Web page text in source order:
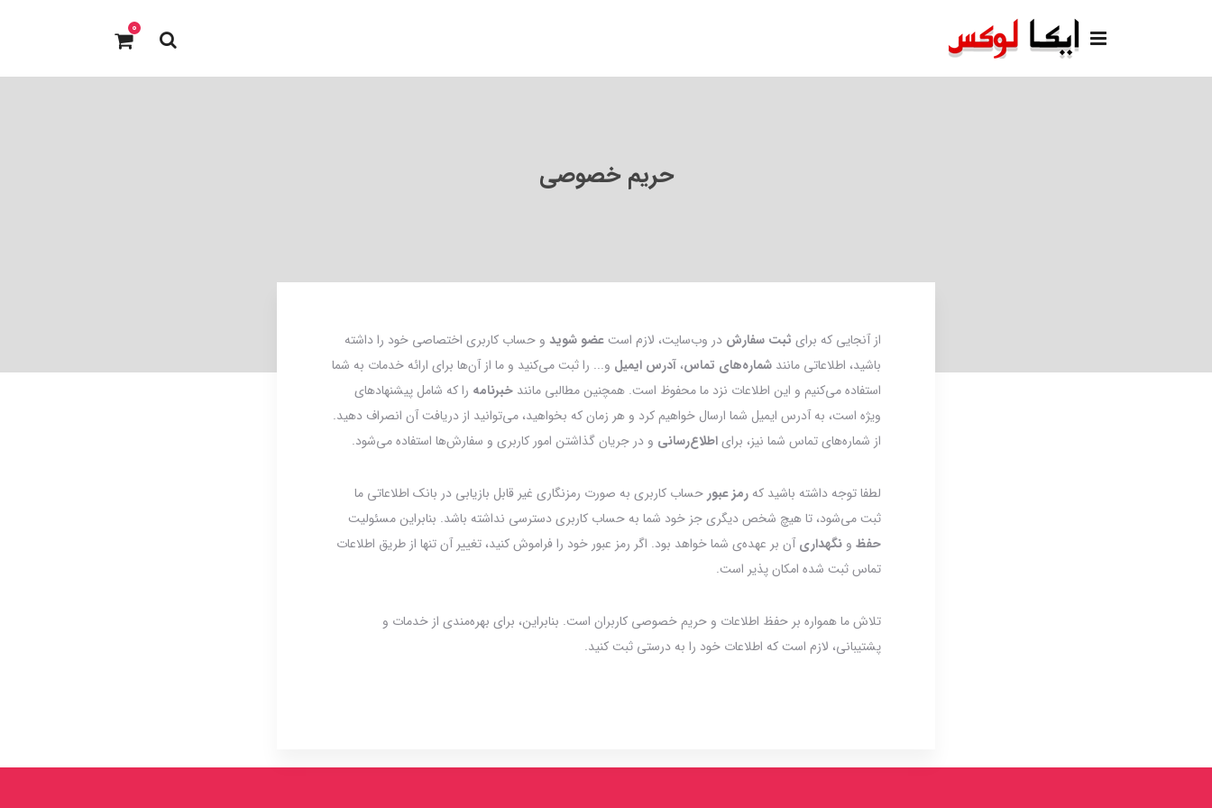
0
حریم خصوصی
از آنجایی که برای ثبت سفارش در وب‌سایت، لازم استعضو شوید و حساب کاربری اختصاصی خود را داشته
باشید، اطلاعاتی مانند شماره‌های تماس، آدرس ایمیل و... را ثبت می‌کنید و ما از آن‌ها برای ارائه خدمات به شما
استفاده می‌کنیم و این اطلاعات نزد ما محفوظ است. همچنین مطالبی مانند خبرنامه را که شامل پیشنهادهای
ویژه است، به آدرس ایمیل شما ارسال خواهیم کرد و هر زمان که بخواهید، می‌توانید از دریافت آن انصراف دهید.
از شماره‌های تماس شما نیز، برایاطلاع‌رسانی و در جریان گذاشتن امور کاربری و سفارش‌ها استفاده می‌شود.
لطفا توجه داشته باشید که رمز عبور حساب کاربری به صورت رمزنگاری غیر قابل بازیابی در بانک اطلاعاتی ما
ثبت می‌شود، تا هیچ شخص دیگری جز خود شما به حساب کاربری دسترسی نداشته باشد. بنابراین مسئولیت
حفظ و نگهداریآن بر عهده‌ی شما خواهد بود. اگر رمز عبور خود را فراموش کنید، تغییر آن تنها از طریق اطلاعات
تماس ثبت شده امکان پذیر است.
تلاش ما همواره بر حفظ اطلاعات و حریم خصوصی کاربران است. بنابراین، برای بهره‌مندی از خدمات و
پشتیبانی، لازم است که اطلاعات خود را به درستی ثبت کنید.